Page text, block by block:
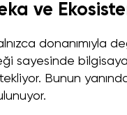
ve
donanımıyla
sayesinde
Bunun